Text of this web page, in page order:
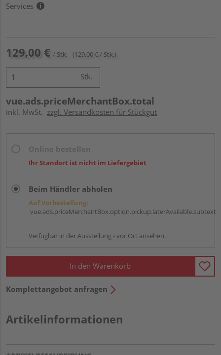
Services
129,00 € / Stk. (129,00 € / Stk.)
Stk.
vue.ads.priceMerchantBox.total
inkl. MwSt. zzgl. Versandkosten für Stückgut
Ihr Standort ist nicht im Liefergebiet
Beim Händler abholen
Auf Vorbestellung:
vue.ads.priceMerchantBox.option.pickup.laterAvailable.subtext
Verfügbar in der Ausstellung - vor Ort ansehen.
In den Warenkorb
Komplettangebot anfragen
Artikelinformationen